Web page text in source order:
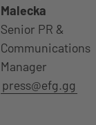
Malecka
Senior PR &
Communications
Manager
press@efg.gg